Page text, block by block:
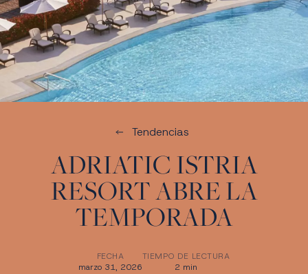
Tendencias
ADRIATIC ISTRIA
RESORT ABRE LA
TEMPORADA
FECHA
marzo 31, 2026
TIEMPO DE LECTURA
2 min